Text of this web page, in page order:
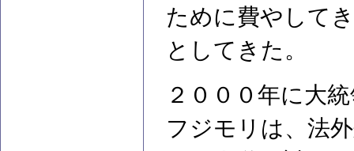
ために費やして
としてきた。
２０００年に大
フジモリは、法